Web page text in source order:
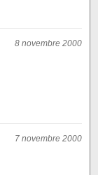
8 novembre 2000
7 novembre 2000